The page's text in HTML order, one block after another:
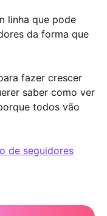
linha que pode
da forma que
fazer crescer
saber como ver
todos vão
de seguidores